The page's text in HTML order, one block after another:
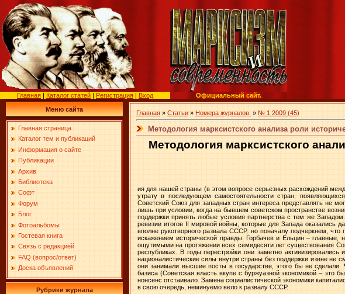
Главная | Каталог статей | Регистрация | Вход Официальный сайт.
Меню сайта
Главная страница
Каталог тем и публикаций
Информация о сайте
Публикации
Архив
Библиотека
Софт
Форум
Блог
Фотоальбомы
Гостевая книга
Связь с редакцией
FAQ (вопрос/ответ)
Доска объявлений
Рубрики журнала
Главная » Статьи » Номера журналов. » № 1 2009 (45)
Методология марксистского анализа роли
Методология марксистского
ия для нашей страны (в этом вопросе серьезных расхождений
утрату в последующем самостоятельности стран,
Советский Союз для западных стран интереса представлять не
лишь при условии, когда на бывшем советском пространстве
поддержки принять любые условия партнерства с тем же
ревизии итогов II мировой войны, которые для Запада
вполне рукотворного развала СССР, но поначалу подчеркнем,
искажением исторической правды. Горбачев и Ельцин –
ощутимыми на протяжении всех семидесяти лет существования
республиках. В годы перестройки они заметно
националистические силы внутри страны без поддержки извне не
они занимали высшие посты в государстве, этого бы не
базиса (Советская власть вкупе с буржуазной экономикой – это
нонсенс отстаивало. Замена социалистической экономики
в свою очередь, неминуемо вело к развалу СССР.